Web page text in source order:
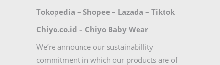
Tokopedia – Shopee – Lazada – Tiktok
Chiyo.co.id – Chiyo Baby Wear
We’re announce our sustainabillity
commitment in which our products are of